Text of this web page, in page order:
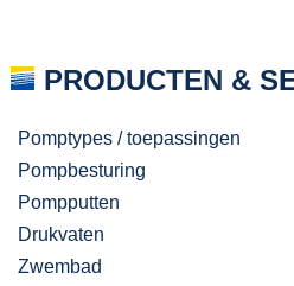
PRODUCTEN &
Pomptypes / toepassingen
Pompbesturing
Pompputten
Drukvaten
Zwembad